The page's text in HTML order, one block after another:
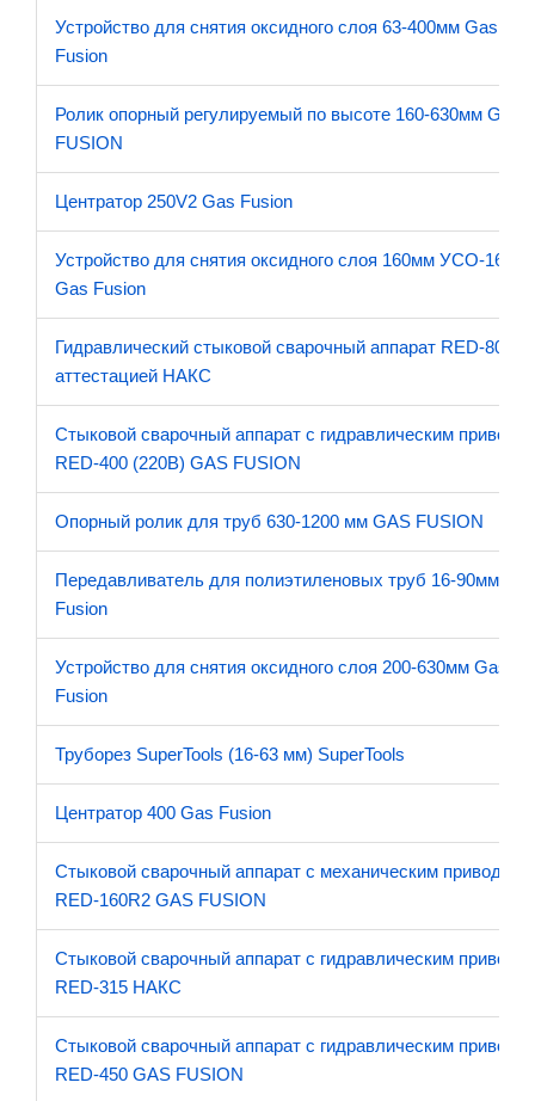
Устройство для снятия оксидного слоя 63-400мм Gas
Fusion
Ролик опорный регулируемый по высоте 160-630мм GAS
FUSION
Центратор 250V2 Gas Fusion
Устройство для снятия оксидного слоя 160мм УСО-160
Gas Fusion
Гидравлический стыковой сварочный аппарат RED-800 с
аттестацией НАКС
Стыковой сварочный аппарат с гидравлическим
RED-400 (220В) GAS FUSION
Опорный ролик для труб 630-1200 мм GAS FUSION
Передавливатель для полиэтиленовых труб 16-90мм
Fusion
Устройство для снятия оксидного слоя 200-630мм Gas
Fusion
Труборез SuperTools (16-63 мм) SuperTools
Центратор 400 Gas Fusion
Стыковой сварочный аппарат с механическим приводом
RED-160R2 GAS FUSION
Стыковой сварочный аппарат с гидравлическим
RED-315 НАКС
Стыковой сварочный аппарат с гидравлическим
RED-450 GAS FUSION